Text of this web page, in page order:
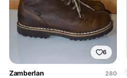
6
Zamberlan
280